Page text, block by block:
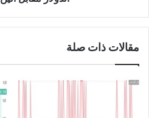
ا
ا
ل
U
مقالات ذات صلة